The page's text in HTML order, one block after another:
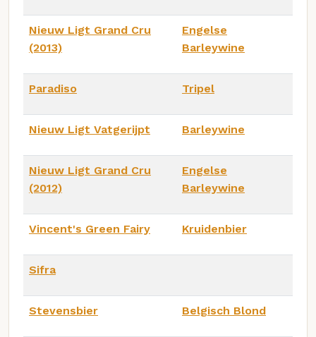
Nieuw Ligt Grand Cru
(2013)
Engelse
Barleywine
Paradiso Tripel
Nieuw Ligt Vatgerijpt Barleywine
Nieuw Ligt Grand Cru
(2012)
Engelse
Barleywine
Vincent's Green Fairy Kruidenbier
Sifra
Stevensbier Belgisch Blond